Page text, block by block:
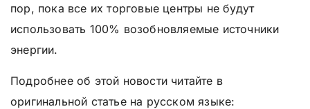
пор, пока все их торговые центры не будут
использовать 100% возобновляемые источники
энергии.
Подробнее об этой новости читайте в
оригинальной статье на русском языке: